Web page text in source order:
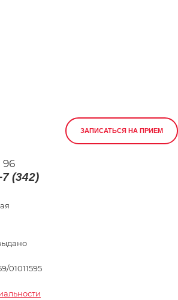
96
(342)
01011595
ЗАПИСАТЬСЯ НА ПРИЕМ